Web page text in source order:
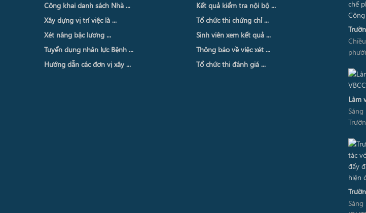
Công khai danh sách Nhà ...
Xây dựng vị trí việc là ...
Xét nâng bậc lương ...
Tuyển dụng nhân lực Bệnh ...
Hướng dẫn các đơn vị xây ...
Kết quả kiểm tra nội bộ ...
Tổ chức thi chứng chỉ ...
Sinh viên xem kết quả ...
Thông báo về việc xét ...
Tổ chức thi đánh giá ...
Làm